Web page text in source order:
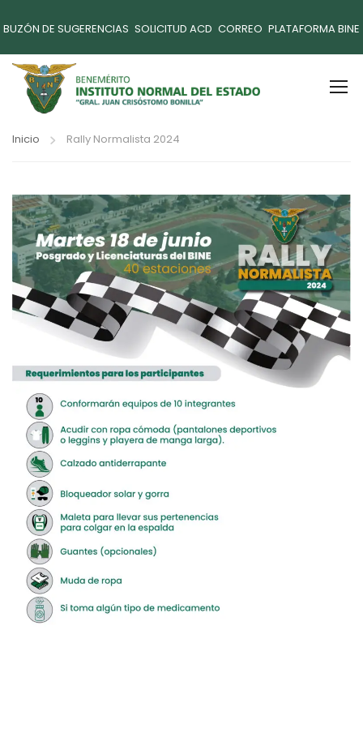
BUZÓN DE SUGERENCIAS SOLICITUD ACD CORREO PLATAFORMA BINE
Inicio Rally Normalista 2024